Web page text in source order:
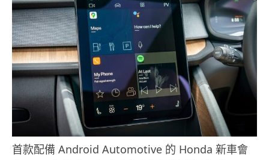
首款配備 Android Automotive 的 Honda 新車會